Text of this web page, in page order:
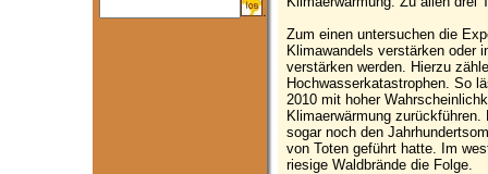
.
Zum einen untersuchen die
Klimawandels verstärken oder
verstärken werden. Hierzu
Hochwasserkatastrophen. So
2010 mit hoher
Klimaerwärmung
sogar noch den
von Toten geführt hatte. Im
riesige Waldbrände die Folge.